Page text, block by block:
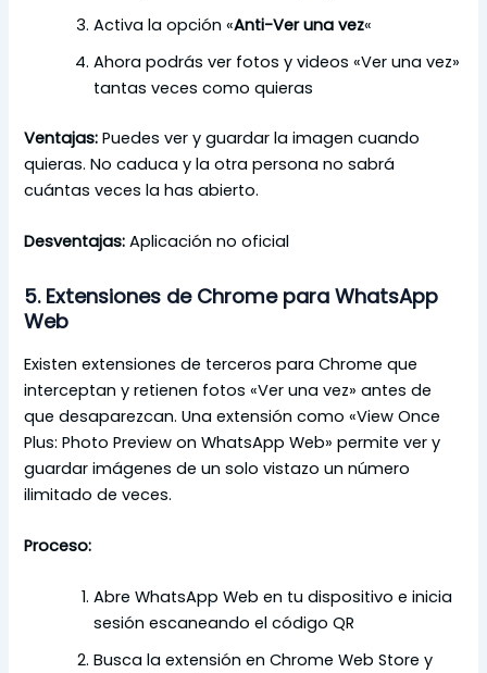
Activa la opción «Anti-Ver una vez«
Ahora podrás ver fotos y videos «Ver una vez»
tantas veces como quieras
Ventajas: Puedes ver y guardar la imagen cuando
quieras. No caduca y la otra persona no sabrá
cuántas veces la has abierto.
Desventajas: Aplicación no oficial
5. Extensiones de Chrome para WhatsApp
Web
Existen extensiones de terceros para Chrome que
interceptan y retienen fotos «Ver una vez» antes de
que desaparezcan. Una extensión como «View Once
Plus: Photo Preview on WhatsApp Web» permite ver y
guardar imágenes de un solo vistazo un número
ilimitado de veces.
Proceso:
Abre WhatsApp Web en tu dispositivo e inicia
sesión escaneando el código QR
Busca la extensión en Chrome Web Store y